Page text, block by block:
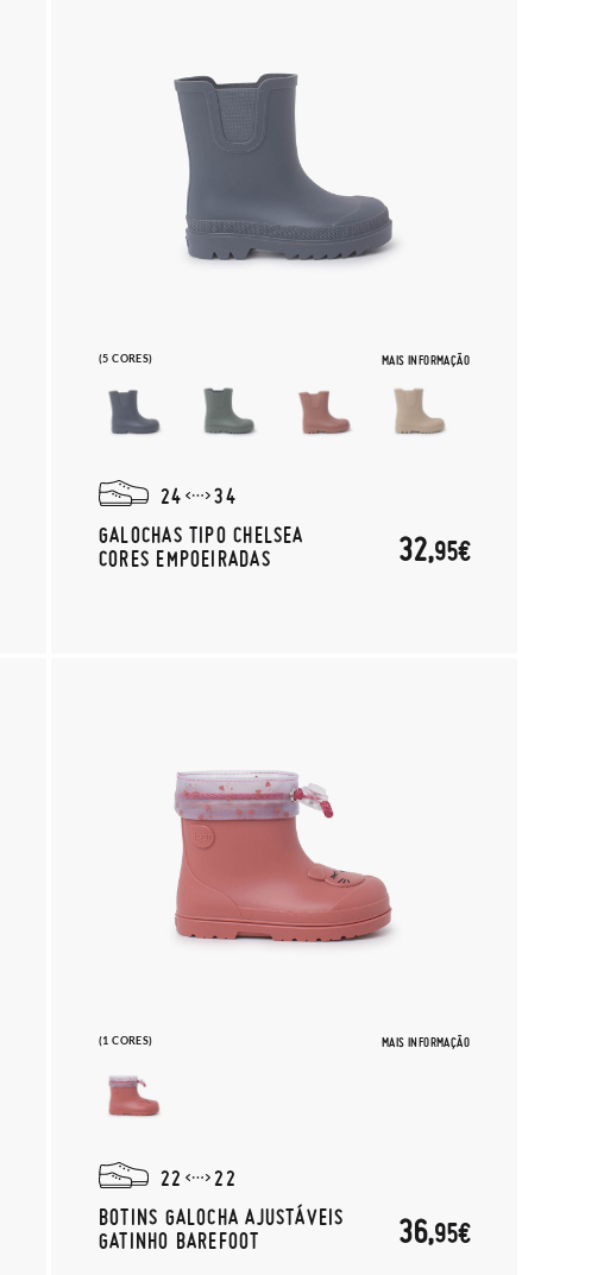
(5 CORES) MAIS INFORMAÇÃO
24
34
GALOCHAS TIPO CHELSEA
CORES EMPOEIRADAS
32,95€
(1 CORES) MAIS INFORMAÇÃO
22
22
BOTINS GALOCHA AJUSTÁVEIS
GATINHO BAREFOOT
36,95€